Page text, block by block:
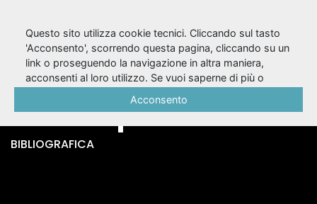
Enrico 5. / William
Shakespeare
BIBLIOGRAFICA
Questo sito utilizza cookie tecnici. Cliccando sul tasto
'Acconsento', scorrendo questa pagina, cliccando su un
link o proseguendo la navigazione in altra maniera,
acconsenti al loro utilizzo. Se vuoi saperne di più o
Acconsento